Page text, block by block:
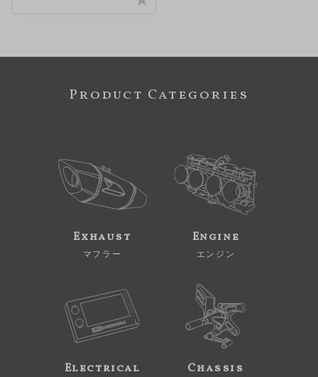
Product Categories
Exhaust
マフラー
Engine
エンジン
Electrical Chassis